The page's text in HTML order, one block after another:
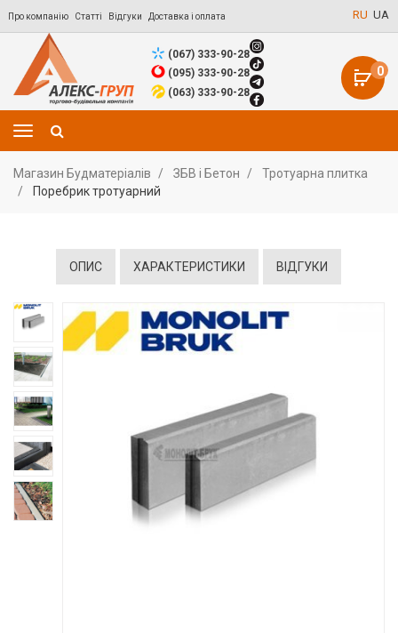
Про компанію Статті Відгуки Доставка і оплата RU UA
0
(067) 333-90-28
(095) 333-90-28
(063) 333-90-28
Магазин Будматеріалів ЗБВ і Бетон
Тротуарна плитка
Поребрик тротуарний
ОПИС ХАРАКТЕРИСТИКИ ВІДГУКИ